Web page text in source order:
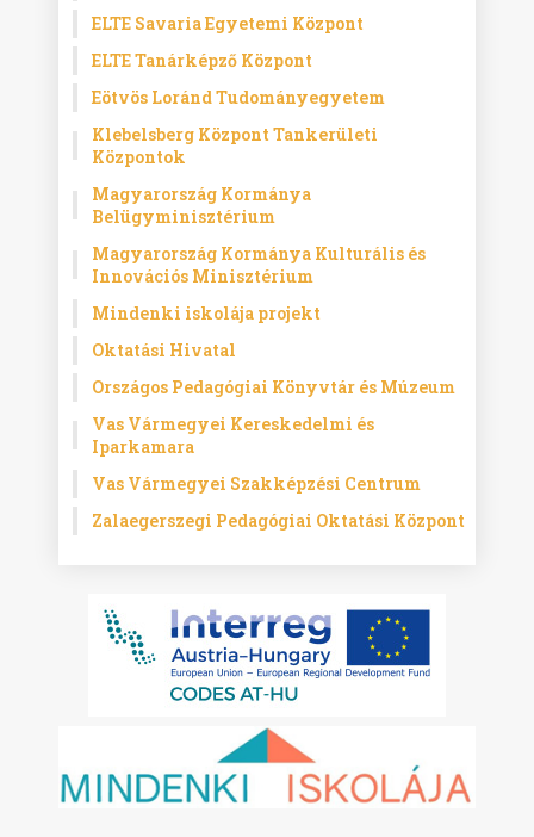
ELTE Savaria Egyetemi Központ
ELTE Tanárképző Központ
Eötvös Loránd Tudományegyetem
Klebelsberg Központ Tankerületi
Központok
Magyarország Kormánya
Belügyminisztérium
Magyarország Kormánya Kulturális és
Innovációs Minisztérium
Mindenki iskolája projekt
Oktatási Hivatal
Országos Pedagógiai Könyvtár és Múzeum
Vas Vármegyei Kereskedelmi és
Iparkamara
Vas Vármegyei Szakképzési Centrum
Zalaegerszegi Pedagógiai Oktatási Központ